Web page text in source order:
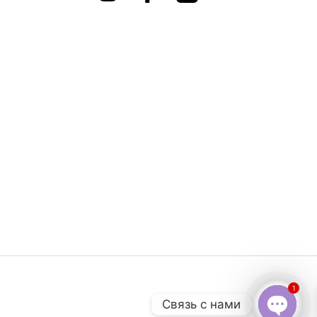
Связь с нами
1